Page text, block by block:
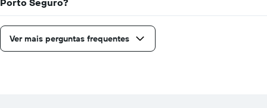
Ver mais perguntas frequentes